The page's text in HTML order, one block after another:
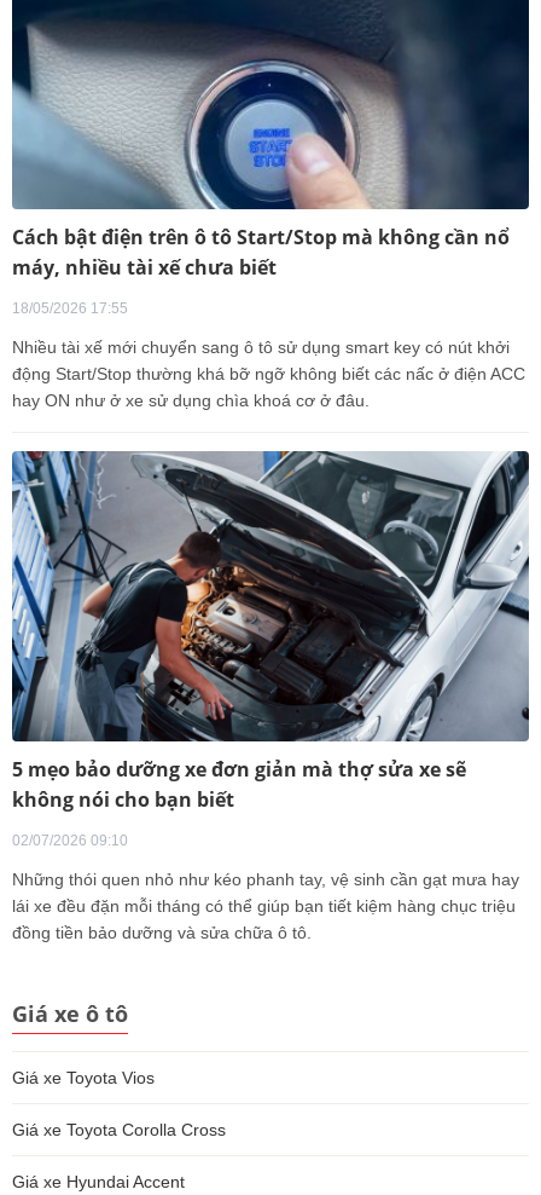
Cách bật điện trên ô tô Start/Stop mà không cần nổ
máy, nhiều tài xế chưa biết
18/05/2026 17:55
Nhiều tài xế mới chuyển sang ô tô sử dụng smart key có nút khởi
động Start/Stop thường khá bỡ ngỡ không biết các nấc ở điện ACC
hay ON như ở xe sử dụng chìa khoá cơ ở đâu.
5 mẹo bảo dưỡng xe đơn giản mà thợ sửa xe sẽ
không nói cho bạn biết
02/07/2026 09:10
Những thói quen nhỏ như kéo phanh tay, vệ sinh cần gạt mưa hay
lái xe đều đặn mỗi tháng có thể giúp bạn tiết kiệm hàng chục triệu
đồng tiền bảo dưỡng và sửa chữa ô tô.
Giá xe ô tô
Giá xe Toyota Vios
Giá xe Toyota Corolla Cross
Giá xe Hyundai Accent